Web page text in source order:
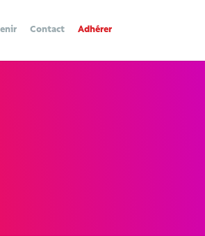
Contact Adhérer